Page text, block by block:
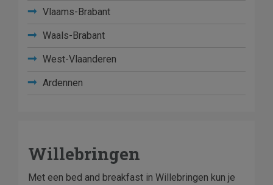
Vlaams-Brabant
Waals-Brabant
West-Vlaanderen
Ardennen
Willebringen
Met een bed and breakfast in Willebringen kun je